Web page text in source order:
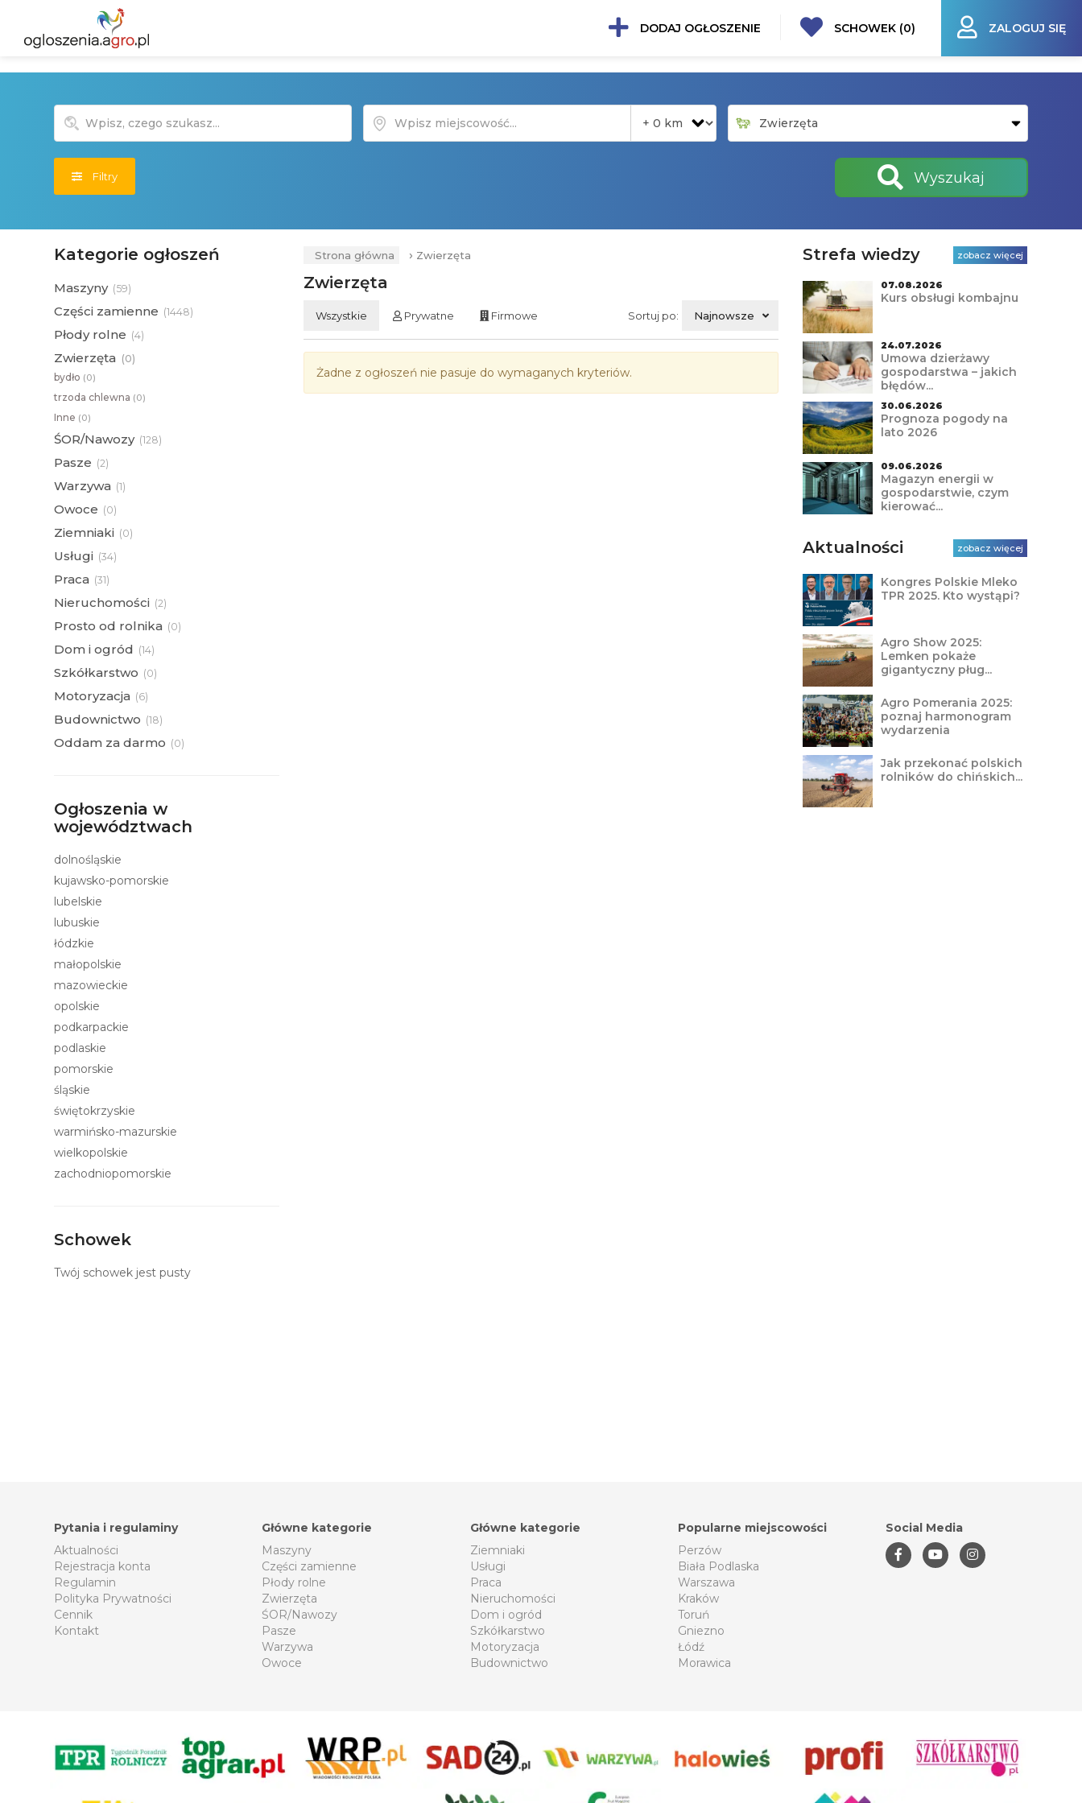
DODAJ OGŁOSZENIE SCHOWEK (0) ZALOGUJ SIĘ
Filtry Wyszukaj
Strona główna › Zwierzęta
Zwierzęta
Wszystkie Prywatne Firmowe Sortuj po: Najnowsze
Żadne z ogłoszeń nie pasuje do wymaganych kryteriów.
Kategorie ogłoszeń
Maszyny (59)
Części zamienne (1448)
Płody rolne (4)
Zwierzęta (0)
bydło (0)
trzoda chlewna (0)
Inne (0)
ŚOR/Nawozy (128)
Pasze (2)
Warzywa (1)
Owoce (0)
Ziemniaki (0)
Usługi (34)
Praca (31)
Nieruchomości (2)
Prosto od rolnika (0)
Dom i ogród (14)
Szkółkarstwo (0)
Motoryzacja (6)
Budownictwo (18)
Oddam za darmo (0)
Ogłoszenia w
województwach
dolnośląskie
kujawsko-pomorskie
lubelskie
lubuskie
łódzkie
małopolskie
mazowieckie
opolskie
podkarpackie
podlaskie
pomorskie
śląskie
świętokrzyskie
warmińsko-mazurskie
wielkopolskie
zachodniopomorskie
Schowek
Twój schowek jest pusty
Strefa wiedzy zobacz więcej
07.08.2026
Kurs obsługi kombajnu
24.07.2026
Umowa dzierżawy
gospodarstwa – jakich
błędów...
30.06.2026
Prognoza pogody na
lato 2026
09.06.2026
Magazyn energii w
gospodarstwie, czym
kierować...
Aktualności zobacz więcej
Kongres Polskie Mleko
TPR 2025. Kto wystąpi?
Agro Show 2025:
Lemken pokaże
gigantyczny pług...
Agro Pomerania 2025:
poznaj harmonogram
wydarzenia
Jak przekonać polskich
rolników do chińskich...
Pytania i regulaminy
Aktualności
Rejestracja konta
Regulamin
Polityka Prywatności
Cennik
Kontakt
Główne kategorie
Maszyny
Części zamienne
Płody rolne
Zwierzęta
ŚOR/Nawozy
Pasze
Warzywa
Owoce
Główne kategorie
Ziemniaki
Usługi
Praca
Nieruchomości
Dom i ogród
Szkółkarstwo
Motoryzacja
Budownictwo
Popularne miejscowości
Perzów
Biała Podlaska
Warszawa
Kraków
Toruń
Gniezno
Łódź
Morawica
Social Media